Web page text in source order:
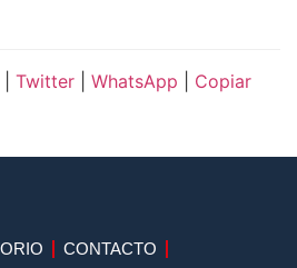
Twitter WhatsApp
Copiar
CONTACTO